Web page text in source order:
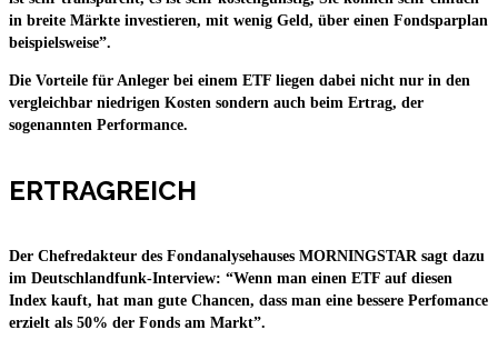
in breite Märkte investieren, mit wenig Geld, über einen Fondsparplan
beispielsweise”.
Die Vorteile für Anleger bei einem ETF liegen dabei nicht nur in den
vergleichbar niedrigen Kosten sondern auch beim Ertrag, der
sogenannten Performance.
ERTRAGREICH
Der Chefredakteur des Fondanalysehauses MORNINGSTAR sagt dazu
im Deutschlandfunk-Interview: “Wenn man einen ETF auf diesen
Index kauft, hat man gute Chancen, dass man eine bessere Perfomance
erzielt als 50% der Fonds am Markt”.